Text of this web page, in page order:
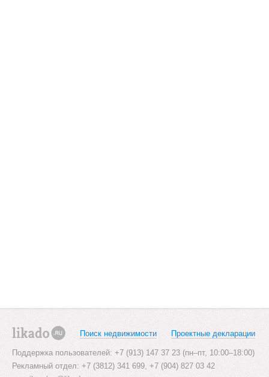
Поиск недвижимости Проектные декларации
Поддержка пользователей: +7 (913) 147 37 23 (пн–пт, 10:00–18:00)
Рекламный отдел: +7 (3812) 341 699, +7 (904) 827 03 42